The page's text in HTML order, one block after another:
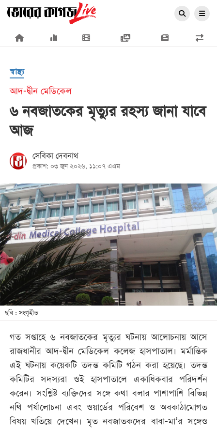
×
প্রচ্ছদ
জাতীয়
রাজনীতি
আন্তর্জাতিক
সারাদেশ
খেলা
বিনোদন
লাইফ
স্টাইল
শিক্ষা
তথ্যপ্রযুক্তি
বিভাগ
ছবি
ভিডিও
স্বাস্থ্য
আদ-দ্বীন মেডিকেল
৬ নবজাতকের মৃত্যুর রহস্য জানা যাবে
আজ
সেবিকা দেবনাথ
প্রকাশ: ০৩ জুন ২০২৬, ১১:০৭ এএম
ছবি : সংগৃহীত
গত সপ্তাহে ৬ নবজাতকের মৃত্যুর ঘটনায় আলোচনায় আসে
রাজধানীর আদ-দ্বীন মেডিকেল কলেজ হাসপাতাল। মর্মান্তিক
এই ঘটনায় কয়েকটি তদন্ত কমিটি গঠন করা হয়েছে। তদন্ত
কমিটির সদস্যরা ওই হাসপাতালে একাধিকবার পরিদর্শন
করেন। সংশ্লিষ্ট ব্যক্তিদের সঙ্গে কথা বলার পাশাপাশি বিভিন্ন
নথি পর্যালোচনা এবং ওয়ার্ডের পরিবেশ ও অবকাঠামোগত
বিষয় খতিয়ে দেখেন। মৃত নবজাতকদের বাবা-মা’র সঙ্গেও